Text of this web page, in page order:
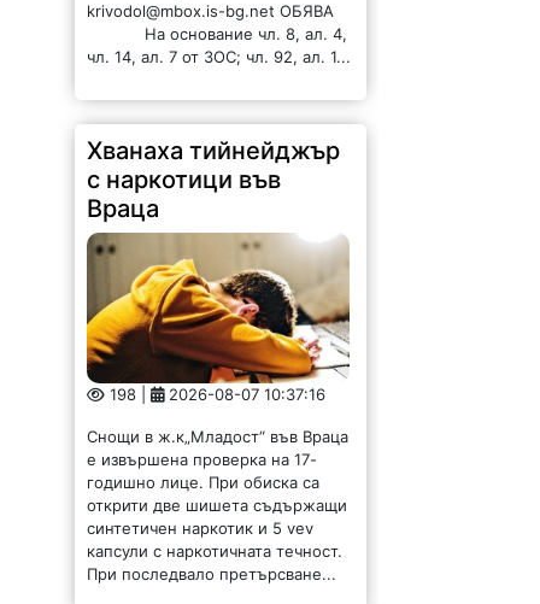
krivodol@mbox.is-bg.net ОБЯВА
На основание чл. 8, ал. 4,
чл. 14, ал. 7 от ЗОС; чл. 92, ал. 1...
Хванаха тийнейджър
с наркотици във
Враца
198 | 2026-08-07 10:37:16
Снощи в ж.к„Младост“ във Враца
е извършена проверка на 17-
годишно лице. При обиска са
открити две шишета съдържащи
синтетичен наркотик и 5 vev
капсули с наркотичната течност.
При последвало претърсване...